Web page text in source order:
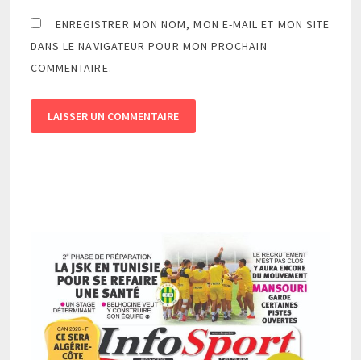
ENREGISTRER MON NOM, MON E-MAIL ET MON SITE
DANS LE NAVIGATEUR POUR MON PROCHAIN
COMMENTAIRE.